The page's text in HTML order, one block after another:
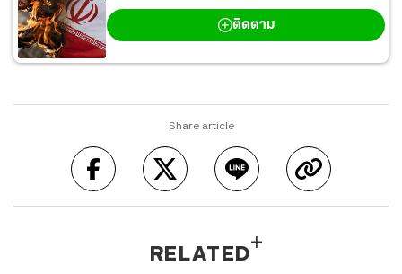
ติดตาม
Share article
RELATED